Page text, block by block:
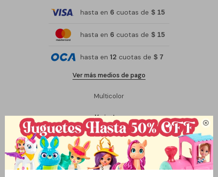

hasta en 6 cuotas de $ 15
hasta en 6 cuotas de $ 15
hasta en 12 cuotas de $ 7
Ver más medios de pago
Multicolor
Variantes: